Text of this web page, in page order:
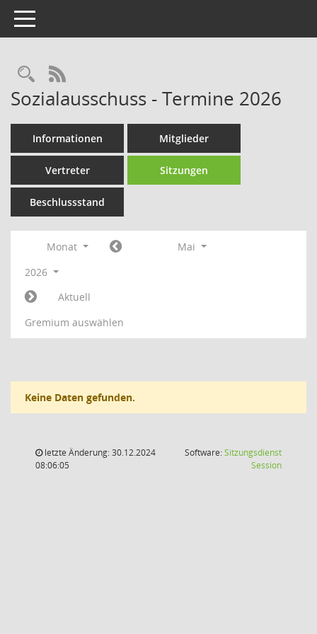
Toggle navigation
Rechercheauswahl
RSS-Feed
Sozialausschuss - Termine 2026
Informationen Mitglieder
Vertreter Sitzungen
Beschlussstand
Monat
Mai
2026
Aktuell
Gremium auswählen
Keine Daten gefunden.
letzte Änderung: 30.12.2024
08:06:05
Software:Sitzungsdienst
Session(Wird in